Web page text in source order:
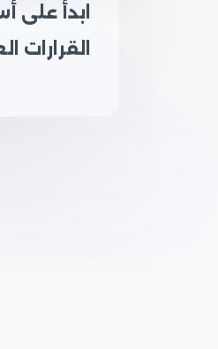
ابدأ على
القرارات